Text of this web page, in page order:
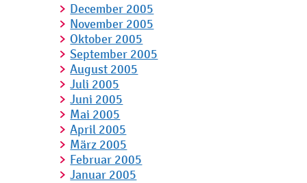
December 2005
November 2005
Oktober 2005
September 2005
August 2005
Juli 2005
Juni 2005
Mai 2005
April 2005
März 2005
Februar 2005
Januar 2005